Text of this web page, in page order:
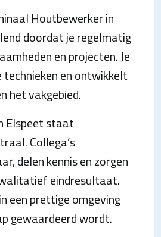
Houtbewerker in
doordat je regelmatig
en projecten. Je
en ontwikkelt
het vakgebied.
Elspeet staat
Collega’s
delen kennis en zorgen
eindresultaat.
een prettige omgeving
gewaardeerd wordt.